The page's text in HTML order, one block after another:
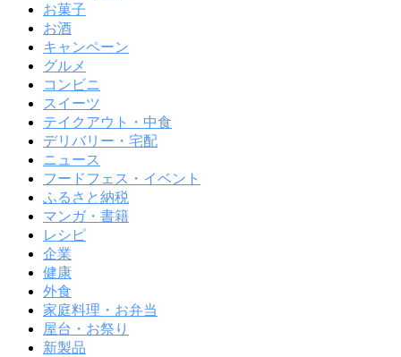
お菓子
お酒
キャンペーン
グルメ
コンビニ
スイーツ
テイクアウト・中食
デリバリー・宅配
ニュース
フードフェス・イベント
ふるさと納税
マンガ・書籍
レシピ
企業
健康
外食
家庭料理・お弁当
屋台・お祭り
新製品